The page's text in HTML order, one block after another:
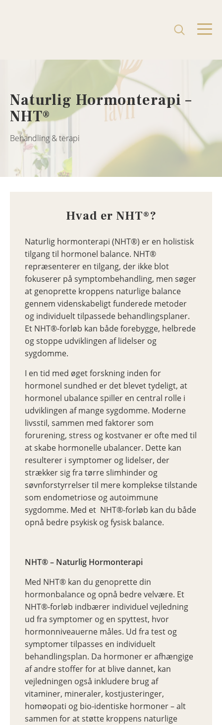
Naturlig Hormonterapi –
NHT®
Behandling & terapi
Hvad er NHT®?
Naturlig hormonterapi (NHT®) er en holistisk
tilgang til hormonel balance. NHT®
repræsenterer en tilgang, der ikke blot
fokuserer på symptombehandling, men søger
at genoprette kroppens naturlige balance
gennem videnskabeligt funderede metoder
og individuelt tilpassede behandlingsplaner.
Et NHT®-forløb kan både forebygge, helbrede
og stoppe udviklingen af lidelser og
sygdomme.
I en tid med øget forskning inden for
hormonel sundhed er det blevet tydeligt, at
hormonel ubalance spiller en central rolle i
udviklingen af mange sygdomme. Moderne
livsstil, sammen med faktorer som
forurening, stress og kostvaner er ofte med til
at skabe hormonelle ubalancer. Dette kan
resulterer i symptomer og lidelser, der
strækker sig fra tørre slimhinder og
søvnforstyrrelser til mere komplekse tilstande
som endometriose og autoimmune
sygdomme. Med et NHT®-forløb kan du både
opnå bedre psykisk og fysisk balance.
NHT® – Naturlig Hormonterapi
Med NHT® kan du genoprette din
hormonbalance og opnå bedre velvære. Et
NHT®-forløb indbærer individuel vejledning
ud fra symptomer og en spyttest, hvor
hormonniveauerne måles. Ud fra test og
symptomer tilpasses en individuelt
behandlingsplan. Da hormoner er afhængige
af andre stoffer for at blive dannet, kan
vejledningen også inkludere brug af
vitaminer, mineraler, kostjusteringer,
homøopati og bio-identiske hormoner – alt
sammen for at støtte kroppens naturlige